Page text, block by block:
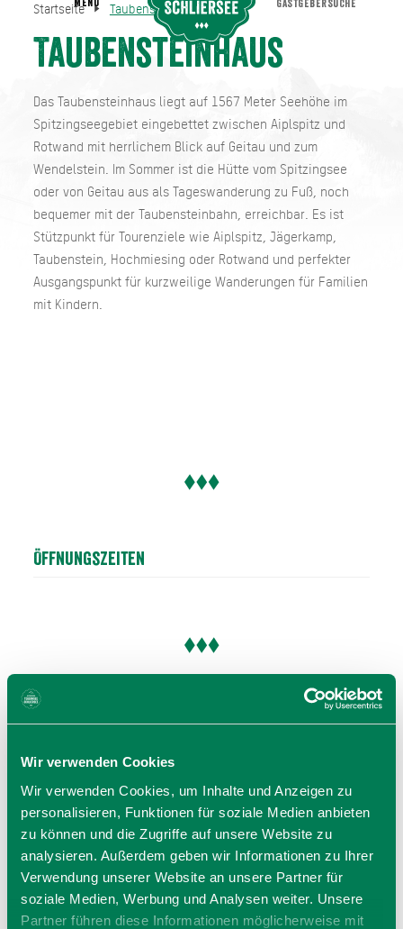
Wir verwenden Cookies
Wir verwenden Cookies, um Inhalte und Anzeigen zu
personalisieren, Funktionen für soziale Medien anbieten
zu können und die Zugriffe auf unsere Website zu
analysieren. Außerdem geben wir Informationen zu Ihrer
Verwendung unserer Website an unsere Partner für
soziale Medien, Werbung und Analysen weiter. Unsere
Partner führen diese Informationen möglicherweise mit
Startseite Taubensteinhaus
Taubensteinhaus
Das Taubensteinhaus liegt auf 1567 Meter Seehöhe im
Spitzingseegebiet eingebettet zwischen Aiplspitz und
Rotwand mit herrlichem Blick auf Geitau und zum
Wendelstein. Im Sommer ist die Hütte vom Spitzingsee
oder von Geitau aus als Tageswanderung zu Fuß, noch
bequemer mit der Taubensteinbahn, erreichbar. Es ist
Stützpunkt für Tourenziele wie Aiplspitz, Jägerkamp,
Taubenstein, Hochmiesing oder Rotwand und perfekter
Ausgangspunkt für kurzweilige Wanderungen für Familien
mit Kindern.
Öffnungszeiten
Startseite Taubensteinhaus
MENU GASTGEBERSUCHE